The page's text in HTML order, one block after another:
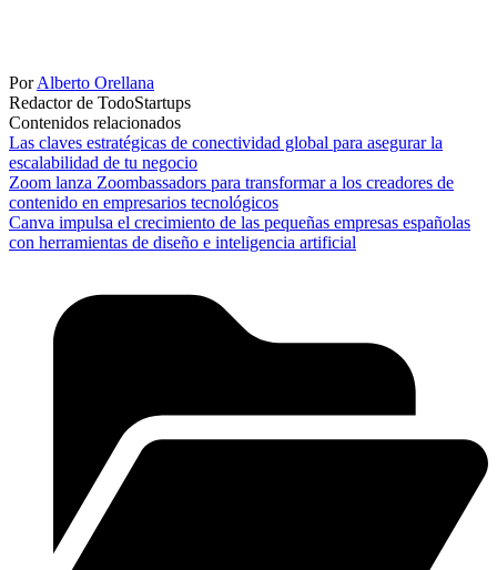
PorAlberto Orellana
Redactor de TodoStartups
Contenidos relacionados
Las claves estratégicas de conectividad global para asegurar la
escalabilidad de tu negocio
Zoom lanza Zoombassadors para transformar a los creadores de
contenido en empresarios tecnológicos
Canva impulsa el crecimiento de las pequeñas empresas españolas
con herramientas de diseño e inteligencia artificial